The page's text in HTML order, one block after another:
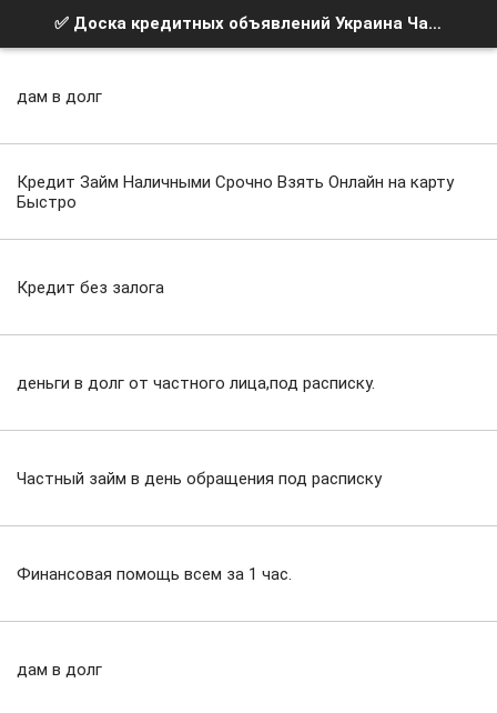
✅ Доска кредитных объявлений Украина Частный займ
дам в долг
Кредит Займ Наличными Срочно Взять Онлайн на карту
Быстро
Кредит без залога
деньги в долг от частного лица,под расписку.
Частный займ в день обращения под расписку
Финансовая помощь всем за 1 час.
дам в долг